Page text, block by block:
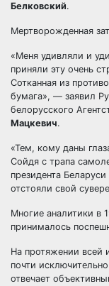
Белковский.
Мертворожденная
«Меня удивляли и
приняли эту очень
Сотканная из
бумага», — заявил
белорусского
Мацкевич.
«Тем, кому даны
Сойдя с трапа
президента
отстояли свой
Многие аналитики в
принималось
На протяжении всей
почти
отвечает